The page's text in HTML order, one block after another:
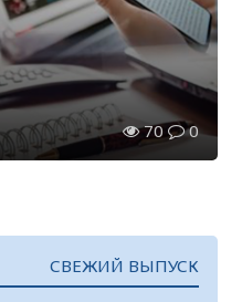
70 0
СВЕЖИЙ ВЫПУСК